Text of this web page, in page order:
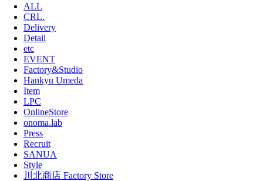
ALL
CRL.
Delivery
Detail
etc
EVENT
Factory&Studio
Hankyu Umeda
Item
LPC
OnlineStore
onoma.lab
Press
Recruit
SANUA
Style
川北商店 Factory Store